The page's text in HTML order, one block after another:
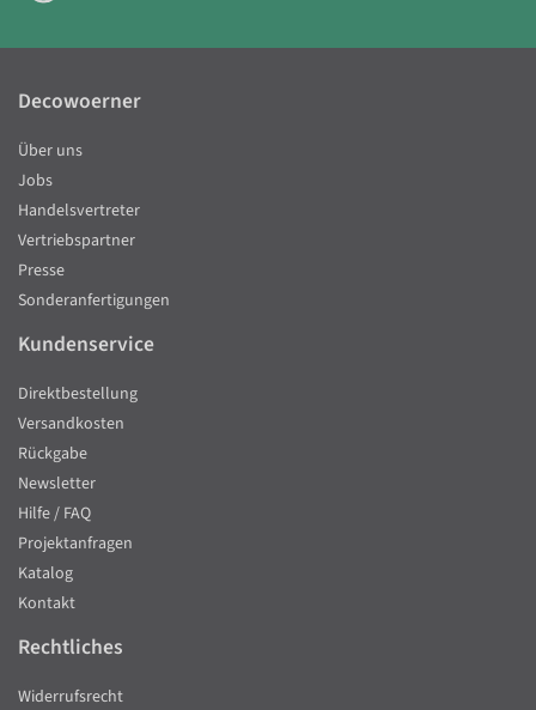
Decowoerner
Über uns
Jobs
Handelsvertreter
Vertriebspartner
Presse
Sonderanfertigungen
Kundenservice
Direktbestellung
Versandkosten
Rückgabe
Newsletter
Hilfe / FAQ
Projektanfragen
Katalog
Kontakt
Rechtliches
Widerrufsrecht